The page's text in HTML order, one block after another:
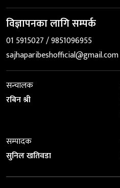
विज्ञापनका लागि सम्पर्क
01 5915027 / 9851096955
sajhaparibeshofficial@gmail.com
सन्चालक
रबिन श्री
सम्पादक
सुनिल खतिवडा